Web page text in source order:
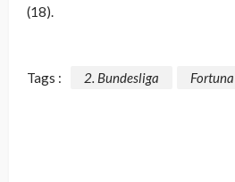
(18).
Tags : 2. Bundesliga